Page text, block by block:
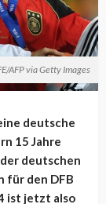
AFP via Getty Images
deutsche
15 Jahre
deutschen
für den DFB
ist jetzt also